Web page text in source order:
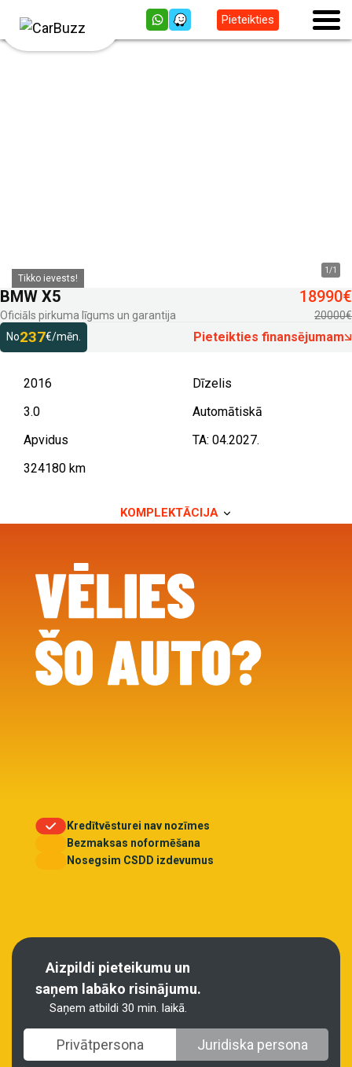
Pieteikties
1 /1
Tikko ievests!
BMW X5
Oficiāls pirkuma līgums un garantija
18990€
20000€
No237€/mēn. Pieteikties finansējumam
2016
Dīzelis
3.0
Automātiskā
Apvidus
TA: 04.2027.
324180 km
KOMPLEKTĀCIJA
Aizpildi pieteikumu un
saņem labāko risinājumu.
Saņem atbildi 30 min. laikā.
Privātpersona Juridiska persona
Kredītvēsturei nav nozīmes
Bezmaksas noformēšana
Nosegsim CSDD izdevumus